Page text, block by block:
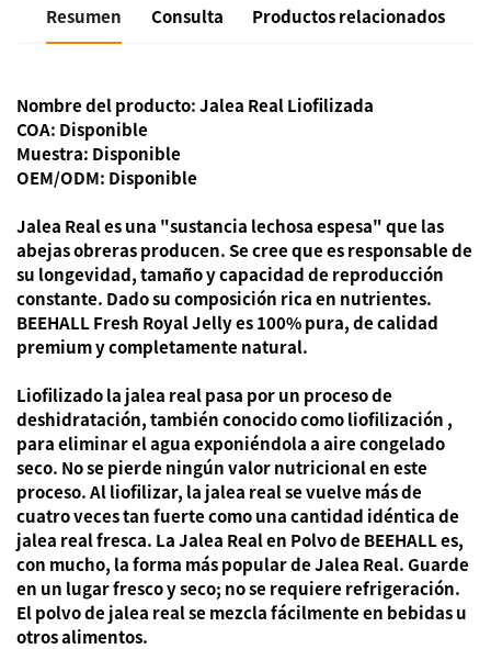
Resumen Consulta Productos relacionados
Nombre del producto:Jalea Real Liofilizada
COA: Disponible
Muestra: Disponible
OEM/ODM: Disponible
Jalea Reales una "sustancia lechosa espesa" que las
abejas obreras producen. Se cree que es responsable de
su longevidad, tamaño y capacidad de reproducción
constante. Dado su composición rica en nutrientes.
BEEHALL Fresh Royal Jelly es 100% pura, de calidad
premium y completamente natural.
Liofilizadola jalea real pasa por un proceso de
deshidratación, también conocido comoliofilización ,
para eliminar el agua exponiéndola a aire congelado
seco. No se pierde ningún valor nutricional en este
proceso. Al liofilizar, la jalea real se vuelve más de
cuatro vecestan fuerte como una cantidad idéntica de
jalea real fresca. La Jalea Real en Polvo de BEEHALL es,
con mucho, la forma más popular de Jalea Real.Guarde
en un lugar fresco y seco; no se requiere refrigeración.
El polvo de jalea real se mezcla fácilmente en bebidas u
otros alimentos.